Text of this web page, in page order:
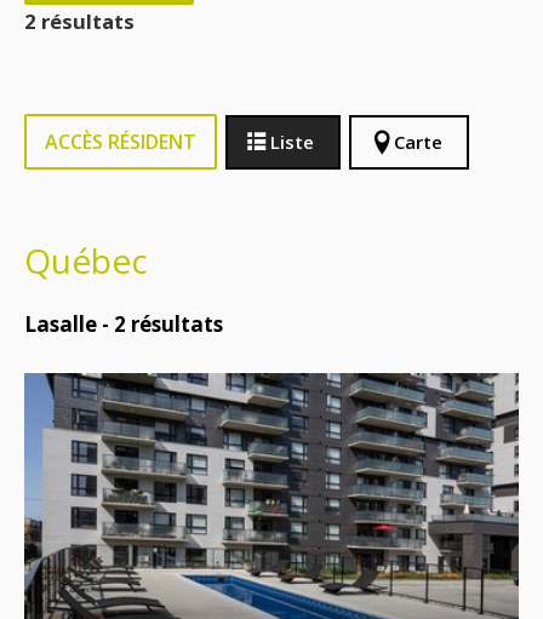
2 résultats
ACCÈS RÉSIDENT Liste Carte
Québec
Lasalle - 2 résultats